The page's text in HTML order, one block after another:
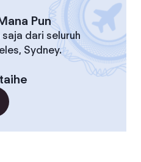
Pun
dari seluruh
Sydney.